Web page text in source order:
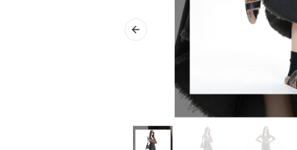
Previous slide